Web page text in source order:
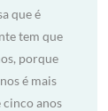
que é
tem que
porque
é mais
anos